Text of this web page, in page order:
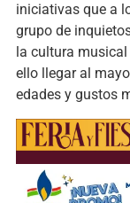
iniciativas que a
grupo de
la cultura
ello llegar al
edades y gustos